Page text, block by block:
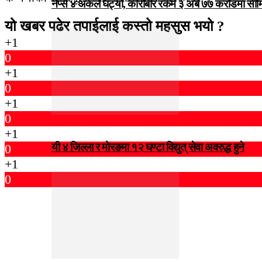
नेप्से ४ अंकले घट्यो, कारोबार रकम ३ अर्ब ७७ करोडमा
यी ४ जिल्ला र मोरङमा १२ घण्टा विद्युत् सेवा अवरुद्ध हुने
यो खबर पढेर तपाईलाई कस्तो महसुस भयो ?
+1
0
+1
0
+1
0
+1
0
+1
0